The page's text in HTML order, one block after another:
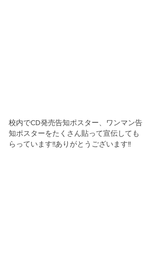
校内でCD発売告知ポスター、ワンマン告
知ポスターをたくさん貼って宣伝しても
らっています!!ありがとうございます!!